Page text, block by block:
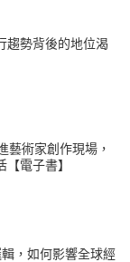
趨勢背後的地位渴
藝術家創作現場，
電子書】
，如何影響全球經